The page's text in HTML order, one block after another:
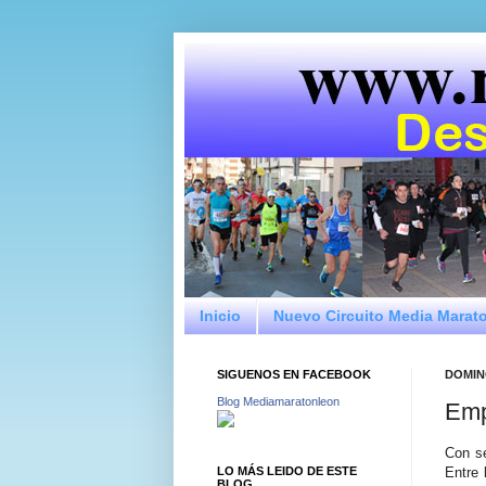
Inicio Nuevo Circuito Media
Con
Entre
SIGUENOS EN FACEBOOK
Blog Mediamaratonleon
LO MÁS LEIDO DE ESTE